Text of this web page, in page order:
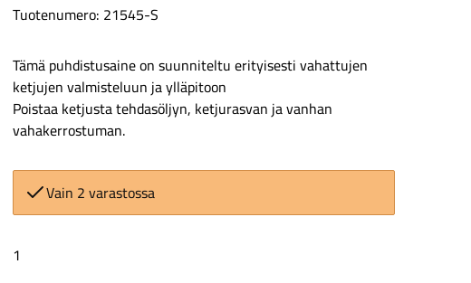
KaupunkisähköpyörätTarvikkeet
Tuotenumero: 21545-S
Tämä puhdistusaine on suunniteltu erityisesti vahattujen
ketjujen valmisteluun ja ylläpitoon
Poistaa ketjusta tehdasöljyn, ketjurasvan ja vanhan
vahakerrostuman.
Vain 2 varastossa
Muc-